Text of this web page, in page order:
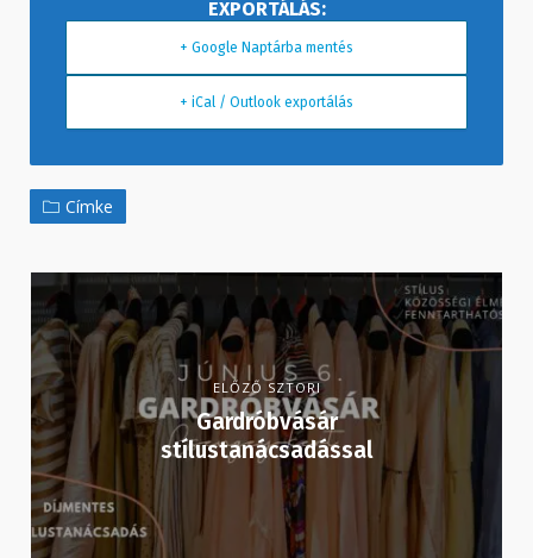
+ Google Naptárba mentés
+ iCal / Outlook exportálás
Címke
ELŐZŐ SZTORI
Gardróbvásár
stílustanácsadással